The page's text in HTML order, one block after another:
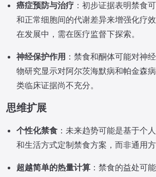
癌症预防与治疗 ：初步证据表明禁食
和正常细胞间的代谢差异来增强化疗
在发展中，需在医疗监督下探索。
神经保护作用 ：禁食和酮体可能对神
物研究显示对阿尔茨海默病和帕金森
类临床证据尚不充分。
思维扩展
个性化禁食 ：未来趋势可能是基于个
和生活方式定制禁食方案，而非通用方
超越简单的热量计算 ：禁食的益处可